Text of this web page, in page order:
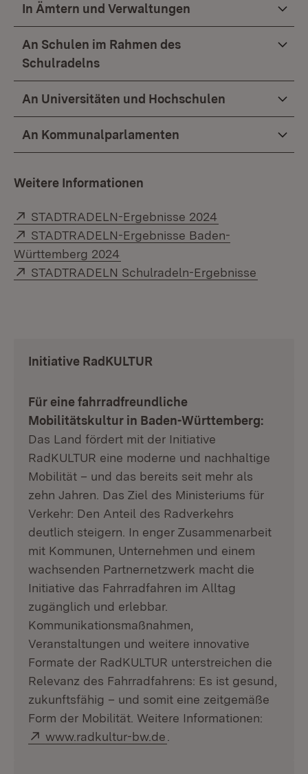
In Ämtern und Verwaltungen
An Schulen im Rahmen des
Schulradelns
An Universitäten und Hochschulen
An Kommunalparlamenten
Weitere Informationen
Extern:
STADTRADELN-Ergebnisse 2024
Extern:
STADTRADELN-Ergebnisse Baden-
Württemberg 2024
Extern:
STADTRADELN Schulradeln-Ergebnisse
Initiative RadKULTUR
Für eine fahrradfreundliche
Mobilitätskultur in Baden-Württemberg:
Das Land fördert mit der Initiative
RadKULTUR eine moderne und nachhaltige
Mobilität – und das bereits seit mehr als
zehn Jahren. Das Ziel des Ministeriums für
Verkehr: Den Anteil des Radverkehrs
deutlich steigern. In enger Zusammenarbeit
mit Kommunen, Unternehmen und einem
wachsenden Partnernetzwerk macht die
Initiative das Fahrradfahren im Alltag
zugänglich und erlebbar.
Kommunikationsmaßnahmen,
Veranstaltungen und weitere innovative
Formate der RadKULTUR unterstreichen die
Relevanz des Fahrradfahrens: Es ist gesund,
zukunftsfähig – und somit eine zeitgemäße
Form der Mobilität. Weitere Informationen:
Extern:
www.radkultur-bw.de